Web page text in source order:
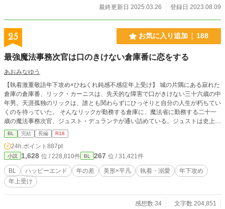
最終更新日 2025.03.26
登録日 2023.08.09
25 お気に入り追加 188
最強魔法事務次官は口のきけない倉庫番に恋をする
あおみなゆう
【執着激重敬語年下攻め×ひねくれ鈍感不感症年上受け】 城の片隅にある寂れた
倉庫の倉庫番、リック・カーニスは、先天的な障害で口がきけない三十六歳の中
年男。天涯孤独のリックは、誰とも関わらずにひっそりと自分の人生が朽ちてい
くのを待っていた。 そんなリックが勤務する倉庫に、魔法省に勤務する二十一
歳の魔法事務次官、ジュスト・デュランテが通い詰めている。ジュストは史上最
年少で魔法事務次官にまでなった天才魔法使いで、見目麗しい貴族の次男坊で礼
儀正しいのだが、少々強引なところがあった。 ジュストはあの手この手でリッ
クを口説き落とそうとしているのだが、ひねくれたリックはそれを嫌がらせだと
思い込んでいて……。 ※性描写のあるページには＊をつけています。 ※攻めの
愛し方がわりと理不尽です。受けが可哀想に感じることがあるかもしれません。
悲壮感はないつもりですが、苦手な方はご注意ください。 ※受けは途中から不
感症ではなくなります。 ※ドラゴンが好きな方にとって、不快になる描写があ
BL 完結 長編 R18
24h.ポイント 887pt
小説 1,628 位 / 228,810件 BL 267 位 / 31,421件
BL ハッピーエンド 年の差 美形×平凡 執着・溺愛
年下攻め
年上受け
感想数 34
文字数 204,851